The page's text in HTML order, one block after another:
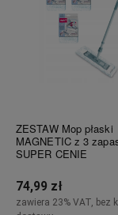
ZESTAW Mop płaski
MAGNETIC z 3
SUPER CENIE
74,99 zł
zawiera 23% VAT, bez